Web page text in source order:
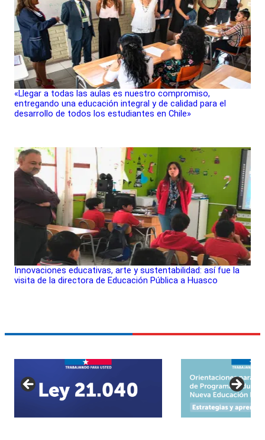
«Llegar a todas las aulas es nuestro compromiso,
entregando una educación integral y de calidad para el
desarrollo de todos los estudiantes en Chile»
Innovaciones educativas, arte y sustentabilidad: así fue la
visita de la directora de Educación Pública a Huasco